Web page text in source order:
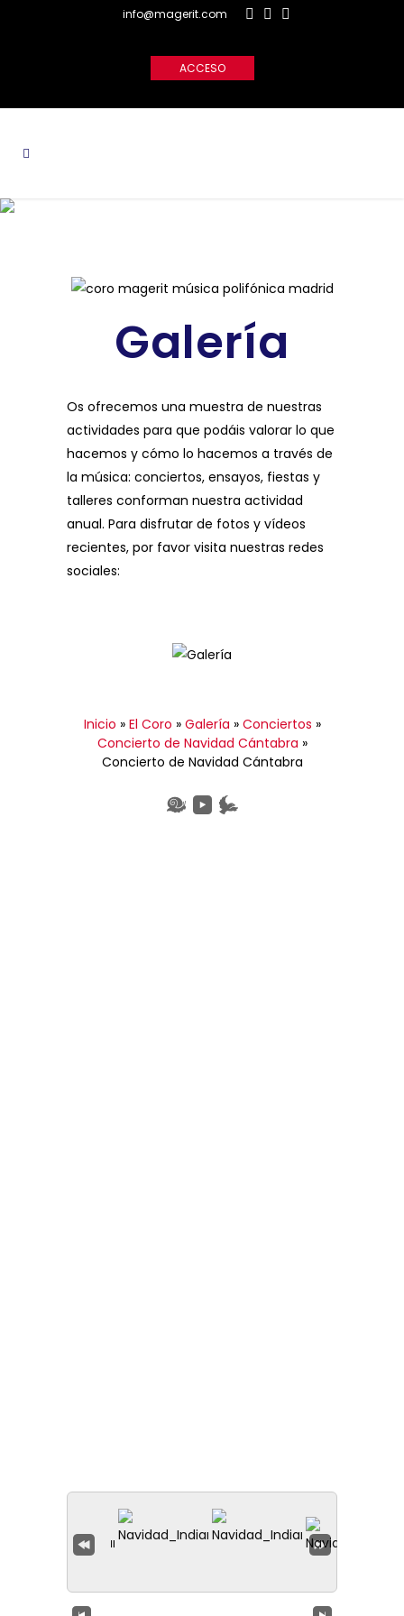
info@magerit.com
ACCESO
Galería
Os ofrecemos una muestra de nuestras
actividades para que podáis valorar lo que
hacemos y cómo lo hacemos a través de
la música: conciertos, ensayos, fiestas y
talleres conforman nuestra actividad
anual. Para disfrutar de fotos y vídeos
recientes, por favor visita nuestras redes
sociales:
Inicio » El Coro » Galería » Conciertos »
Concierto de Navidad Cántabra »
Concierto de Navidad Cántabra